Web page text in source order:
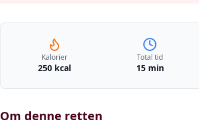
Kalorier
250 kcal
Total tid
15 min
Om denne retten